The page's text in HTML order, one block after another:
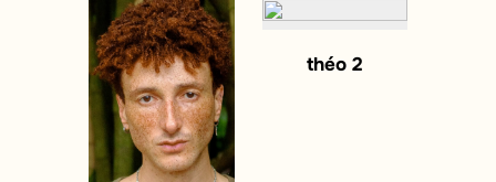
théo 2